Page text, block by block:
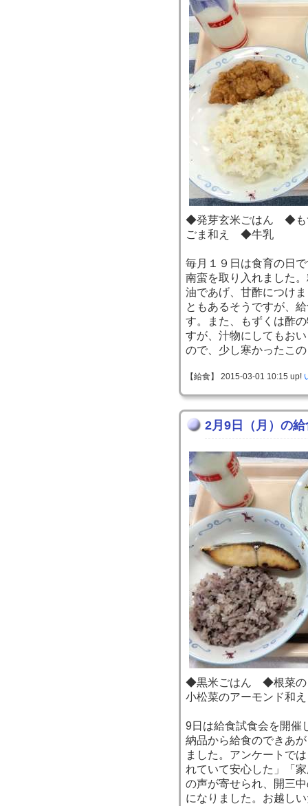
◆発芽玄米ごはん ◆
ごま和え ◆牛乳
毎月１９日は食育の日
南蛮を取り入れました
油であげ、甘酢につけ
ともあるそうですが、
す。また、もずくは酢
すが、汁物にしてもお
ので、少し寒かったこ
【給食】 2015-03-01 10:15 up!
2月9日（月）の給
◆黒米ごはん ◆根菜
小松菜のアーモンド和
9日は給食試食会を開催
納品から給食のできあ
ました。アンケートで
れていて安心した」「
の声が寄せられ、開三
になりました。お越し